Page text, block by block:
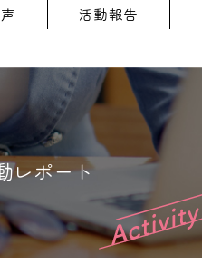
活動報告
レポート